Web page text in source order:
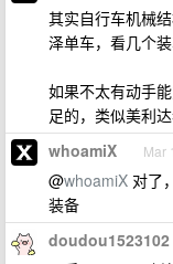
其实自行车机械
泽单车，看几个
如果不太有动手
足的，类似美利
whoamiX Mar
@whoamiX 对了
装备
doudou1523102